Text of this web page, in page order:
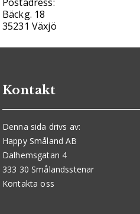
Bäckg. 18
35231 Växjö
Kontakt
Denna sida drivs av:
Happy Småland AB
Dalhemsgatan 4
333 30 Smålandsstenar
Kontakta oss